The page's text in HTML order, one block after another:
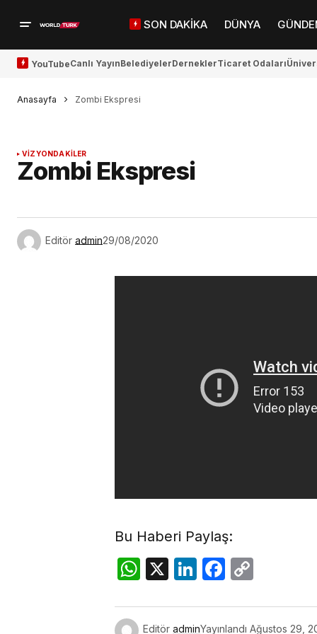
SON DAKİKA DÜNYA
YouTubeCanlı YayınBelediyelerDerneklerTicaret Odaları
Anasayfa Zombi Ekspresi
VİZYONDAKİLER
Zombi Ekspresi
Editör admin29/08/2020
Bu Haberi Paylaş:
WhatsApp
X LinkedIn
Facebook
Editör adminYayınlandı Ağustos 29,